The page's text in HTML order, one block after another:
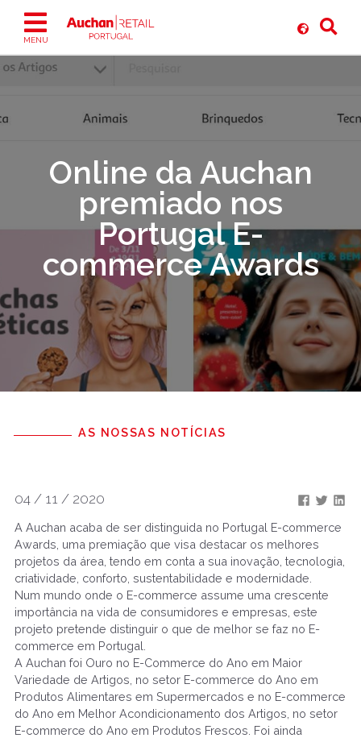
conteúdo
MENU
Online da Auchan
premiado nos
Portugal E-
commerce Awards
AS NOSSAS NOTÍCIAS
04 / 11 / 2020
A Auchan acaba de ser distinguida no Portugal E-commerce
Awards, uma premiação que visa destacar os melhores
projetos da área, tendo em conta a sua inovação, tecnologia,
criatividade, conforto, sustentabilidade e modernidade.
Num mundo onde o E-commerce assume uma crescente
importância na vida de consumidores e empresas, este
projeto pretende distinguir o que de melhor se faz no E-
commerce em Portugal.
A Auchan foi Ouro no E-Commerce do Ano em Maior
Variedade de Artigos, no setor E-commerce do Ano em
Produtos Alimentares em Supermercados e no E-commerce
do Ano em Melhor Acondicionamento dos Artigos, no setor
E-commerce do Ano em Produtos Frescos. Foi ainda